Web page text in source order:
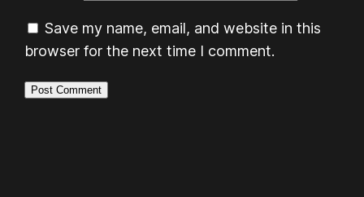
Save my name, email, and website in this
browser for the next time I comment.